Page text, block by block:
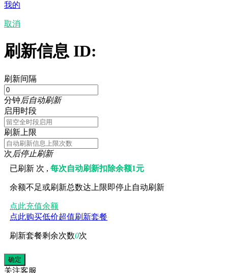
我的
取消
刷新信息 ID:
刷新间隔
分钟后自动刷新
启用时段
刷新上限
次后停止刷新
已刷新 次 ,每次自动刷新扣除余额1元
余额不足或刷新总数达上限即停止自动刷新
点此充值余额
点此购买低价超值刷新套餐
刷新套餐剩余次数0次
关注客服